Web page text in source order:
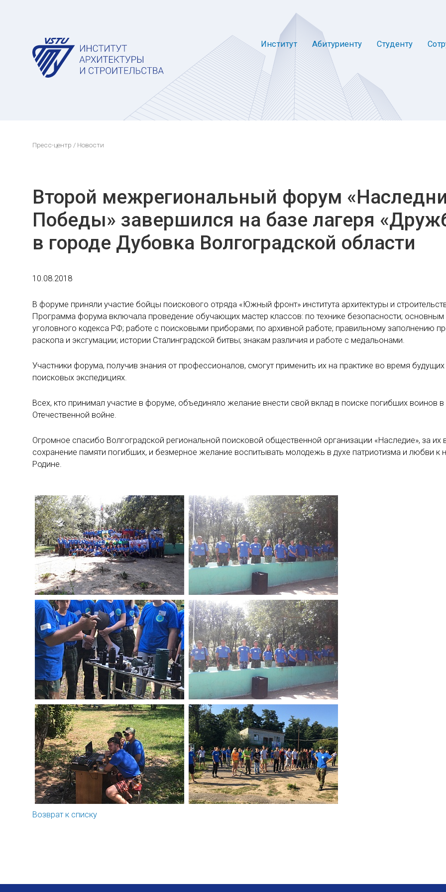
Институт Абитуриенту Студенту
Пресс-центр / Новости
Второй межрегиональный форум
Победы» завершился на базе лагеря
в городе Дубовка Волгоградской области
10.08.2018
В форуме приняли участие бойцы поискового отряда «Южный фронт» института архитектуры и
Программа форума включала проведение обучающих мастер классов: по технике безопасности; основным
уголовного кодекса РФ; работе с поисковыми приборами; по архивной работе; правильному заполнению
раскопа и эксгумации; истории Сталинградской битвы; знакам различия и работе с медальонами.
Участники форума, получив знания от профессионалов, смогут применить их на практике во время будущих
поисковых экспедициях.
Всех, кто принимал участие в форуме, объединяло желание внести свой вклад в поиске погибших воинов в
Отечественной войне.
Огромное спасибо Волгоградской региональной поисковой общественной организации «Наследие», за их
сохранение памяти погибших, и безмерное желание воспитывать молодежь в духе патриотизма и любви к
Родине.
Возврат к списку